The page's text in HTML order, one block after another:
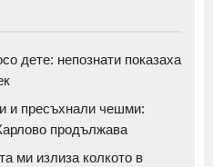
дете: непознати показаха
и пресъхнали чешми:
продължава
ми излиза колкото в